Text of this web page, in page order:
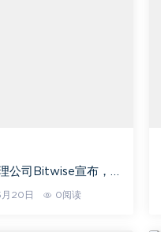
公司Bitwise宣布，
币视为“第二代”加密
下。
20日 0阅读